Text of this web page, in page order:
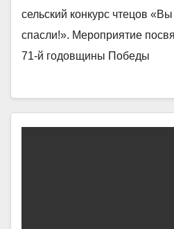
сельский конкурс чтецов
спасли!». Мероприятие
71-й годовщины Победы